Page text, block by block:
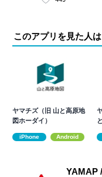
このアプリを見た人
ヤマチズ（旧 山と高原地
図ホーダイ）
iPhone Android
YAMAP